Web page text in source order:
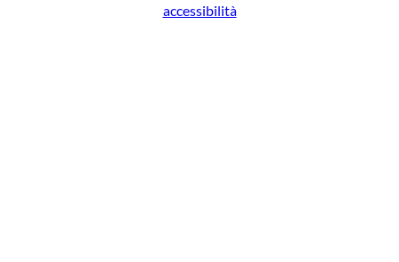
accessibilità